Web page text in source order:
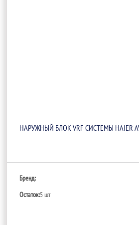
НАРУЖНЫЙ БЛОК VRF СИСТЕМЫ HAIER
Бренд:
Остаток:5 шт